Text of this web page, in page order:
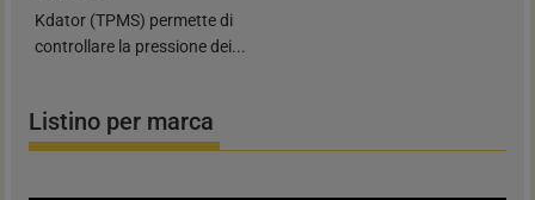
Kdator (TPMS) permette di
controllare la pressione dei...
Listino per marca